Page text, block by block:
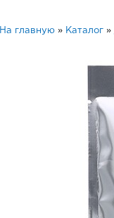
На главную» Каталог»